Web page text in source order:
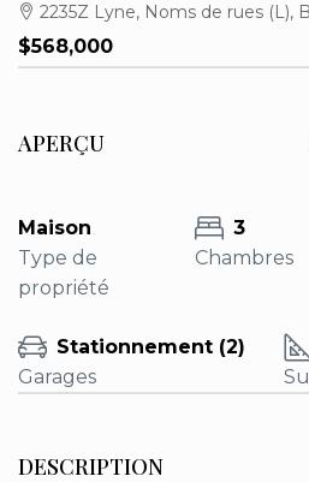
2235Z Lyne, Noms de rues (L),
$568,000
APERÇU
Maison
Type de
propriété
3
Chambres
Stationnement (2)
Garages
DESCRIPTION